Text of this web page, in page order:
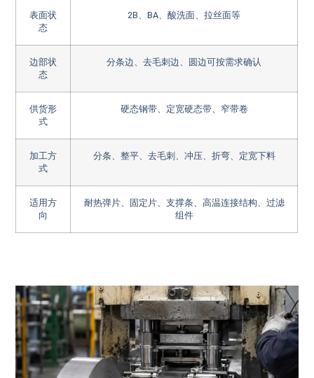
表面状
态
2B、BA、酸洗面、拉丝面等
边部状
态
分条边、去毛刺边、圆边可按需求确认
供货形
式
硬态钢带、定宽硬态带、窄带卷
加工方
式
分条、整平、去毛刺、冲压、折弯、定宽下料
适用方
向
耐热弹片、固定片、支撑条、高温连接结构、过滤
组件